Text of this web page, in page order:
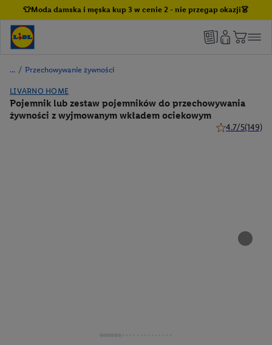
👕Moda damska i męska kup 3 w cenie 2 - nie przegap okazji👗
/ Przechowywanie żywności
LIVARNO HOME
Pojemnik lub zestaw pojemników do przechowywania
żywności z wyjmowanym wkładem ociekowym
4.7/5(149)